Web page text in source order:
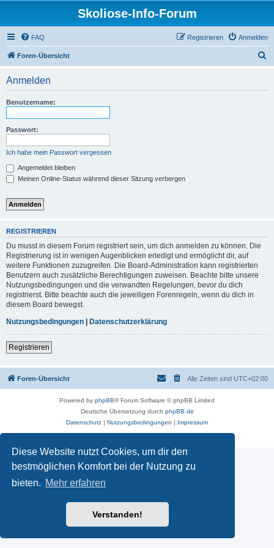
Diese Website nutzt Cookies, um dir den
bestmöglichen Komfort bei der Nutzung zu
bieten. Mehr erfahren
Verstanden!
Skoliose-Info-Forum
FAQ Anmelden
Registrieren
Foren-Übersicht
Anmelden
Benutzername:
Passwort:
Ich habe mein Passwort vergessen
Angemeldet bleiben
Meinen Online-Status während dieser Sitzung verbergen
REGISTRIEREN
Du musst in diesem Forum registriert sein, um dich anmelden zu können. Die
Registrierung ist in wenigen Augenblicken erledigt und ermöglicht dir, auf
weitere Funktionen zuzugreifen. Die Board-Administration kann registrierten
Benutzern auch zusätzliche Berechtigungen zuweisen. Beachte bitte unsere
Nutzungsbedingungen und die verwandten Regelungen, bevor du dich
registrierst. Bitte beachte auch die jeweiligen Forenregeln, wenn du dich in
diesem Board bewegst.
Nutzungsbedingungen | Datenschutzerklärung
Registrieren
Foren-Übersicht Alle Zeiten sind UTC+02:00
Powered by phpBB® Forum Software © phpBB Limited
Deutsche Übersetzung durch phpBB.de
Datenschutz | Nutzungsbedingungen | Impressum